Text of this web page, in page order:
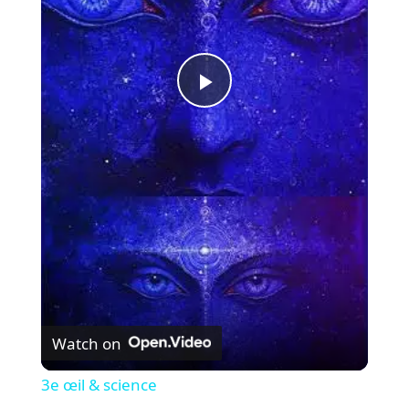
P
l
a
y
V
i
Watch on
3e œil & science